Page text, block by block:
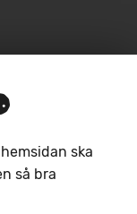
ska
så bra